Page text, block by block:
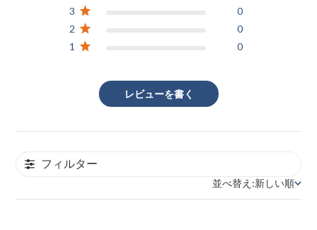
3
0
2
0
1
0
レビューを書く
フィルター
並べ替え
並べ替え:新しい順